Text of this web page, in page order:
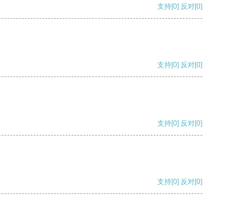
支持[0] 反对[0]
支持[0] 反对[0]
支持[0] 反对[0]
支持[0] 反对[0]